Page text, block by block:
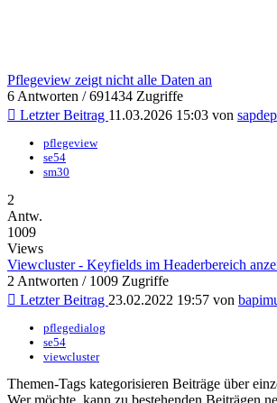
Pflegeview zeigt nicht alle Daten an
6 Antworten / 691434 Zugriffe
Letzter Beitrag 11.03.2026 15:03 von
pflegeview
se54
sm30
2
Antw.
1009
Views
Viewcluster - Keyfields im Headerbereich
2 Antworten / 1009 Zugriffe
Letzter Beitrag 23.02.2022 19:57 von
pflegedialog
se54
viewcluster
Themen-Tags kategorisieren Beiträge über